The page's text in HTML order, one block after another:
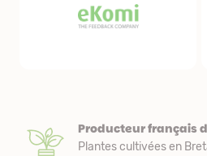
remarquablement emballés et protégés. Nous
avons fait une première commande et tout
parfait, nous avons acheté de nouveaux
Producteur français
Plantes cultivées en